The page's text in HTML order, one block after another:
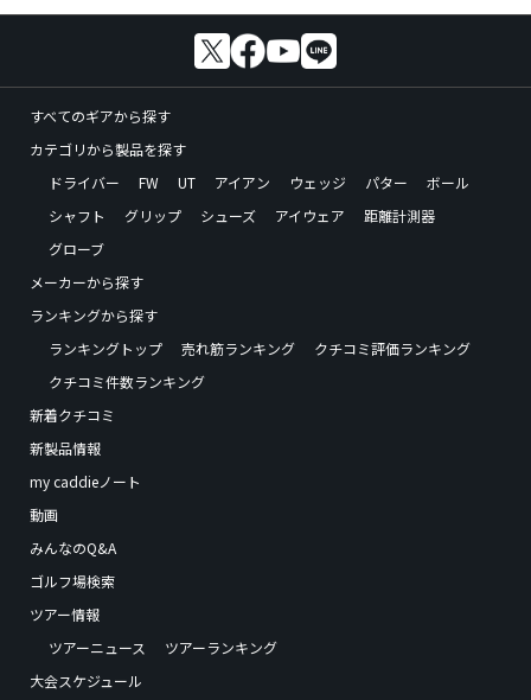
すべてのギアから探す
カテゴリから製品を探す
ドライバー
FW UT アイアン ウェッジ パター
ボール
シャフト
グリップ シューズ アイウェア
距離計測器
グローブ
メーカーから探す
ランキングから探す
ランキングトップ
売れ筋ランキング
クチコミ評価ランキング
クチコミ件数ランキング
新着クチコミ
新製品情報
my caddieノート
動画
みんなのQ&A
ゴルフ場検索
ツアー情報
ツアーニュース
ツアーランキング
大会スケジュール